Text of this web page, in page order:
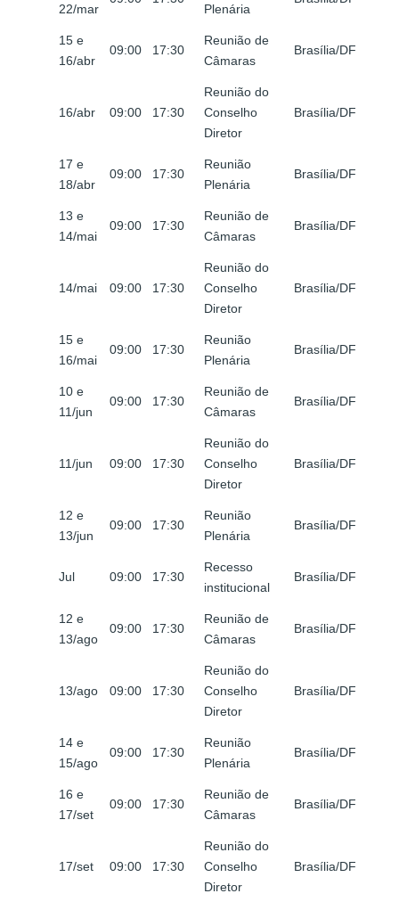
22/mar
Plenária
15 e
16/abr
09:00 17:30
Reunião de
Câmaras
Brasília/DF
16/abr 09:00 17:30
Reunião do
Conselho
Diretor
Brasília/DF
17 e
18/abr
09:00 17:30
Reunião
Plenária
Brasília/DF
13 e
14/mai
09:00 17:30
Reunião de
Câmaras
Brasília/DF
14/mai 09:00 17:30
Reunião do
Conselho
Diretor
Brasília/DF
15 e
16/mai
09:00 17:30
Reunião
Plenária
Brasília/DF
10 e
11/jun
09:00 17:30
Reunião de
Câmaras
Brasília/DF
11/jun 09:00 17:30
Reunião do
Conselho
Diretor
Brasília/DF
12 e
13/jun
09:00 17:30
Reunião
Plenária
Brasília/DF
Jul 09:00 17:30
Recesso
institucional
Brasília/DF
12 e
13/ago
09:00 17:30
Reunião de
Câmaras
Brasília/DF
13/ago 09:00 17:30
Reunião do
Conselho
Diretor
Brasília/DF
14 e
15/ago
09:00 17:30
Reunião
Plenária
Brasília/DF
16 e
17/set
09:00 17:30
Reunião de
Câmaras
Brasília/DF
17/set 09:00 17:30
Reunião do
Conselho
Diretor
Brasília/DF